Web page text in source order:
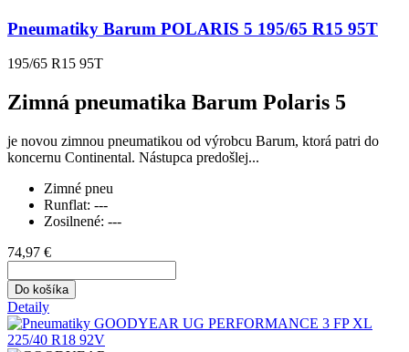
Pneumatiky Barum POLARIS 5 195/65 R15 95T
195/65 R15 95T
Zimná pneumatika Barum Polaris 5
je novou zimnou pneumatikou od výrobcu Barum, ktorá patri do
koncernu Continental. Nástupca predošlej...
Zimné pneu
Runflat: ---
Zosilnené: ---
74,97 €
Do košíka
Detaily